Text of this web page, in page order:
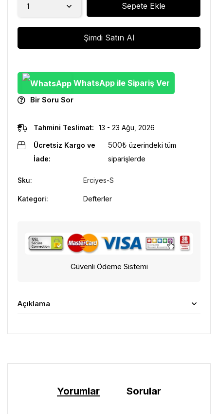
Sepete Ekle
Şimdi Satın Al
WhatsApp ile Sipariş Ver
Bir Soru Sor
Tahmini Teslimat: 13 - 23 Ağu, 2026
Ücretsiz Kargo ve
İade:
500₺ üzerindeki tüm
siparişlerde
Sku: Erciyes-S
Kategori: Defterler
Güvenli Ödeme Sistemi
Açıklama
Yorumlar Sorular